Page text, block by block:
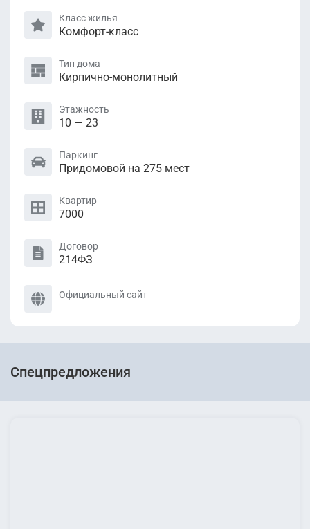
Класс жилья
Комфорт-класс
Тип дома
Кирпично-монолитный
Этажность
10 — 23
Паркинг
Придомовой на 275 мест
Квартир
7000
Договор
214ФЗ
Официальный сайт
Спецпредложения